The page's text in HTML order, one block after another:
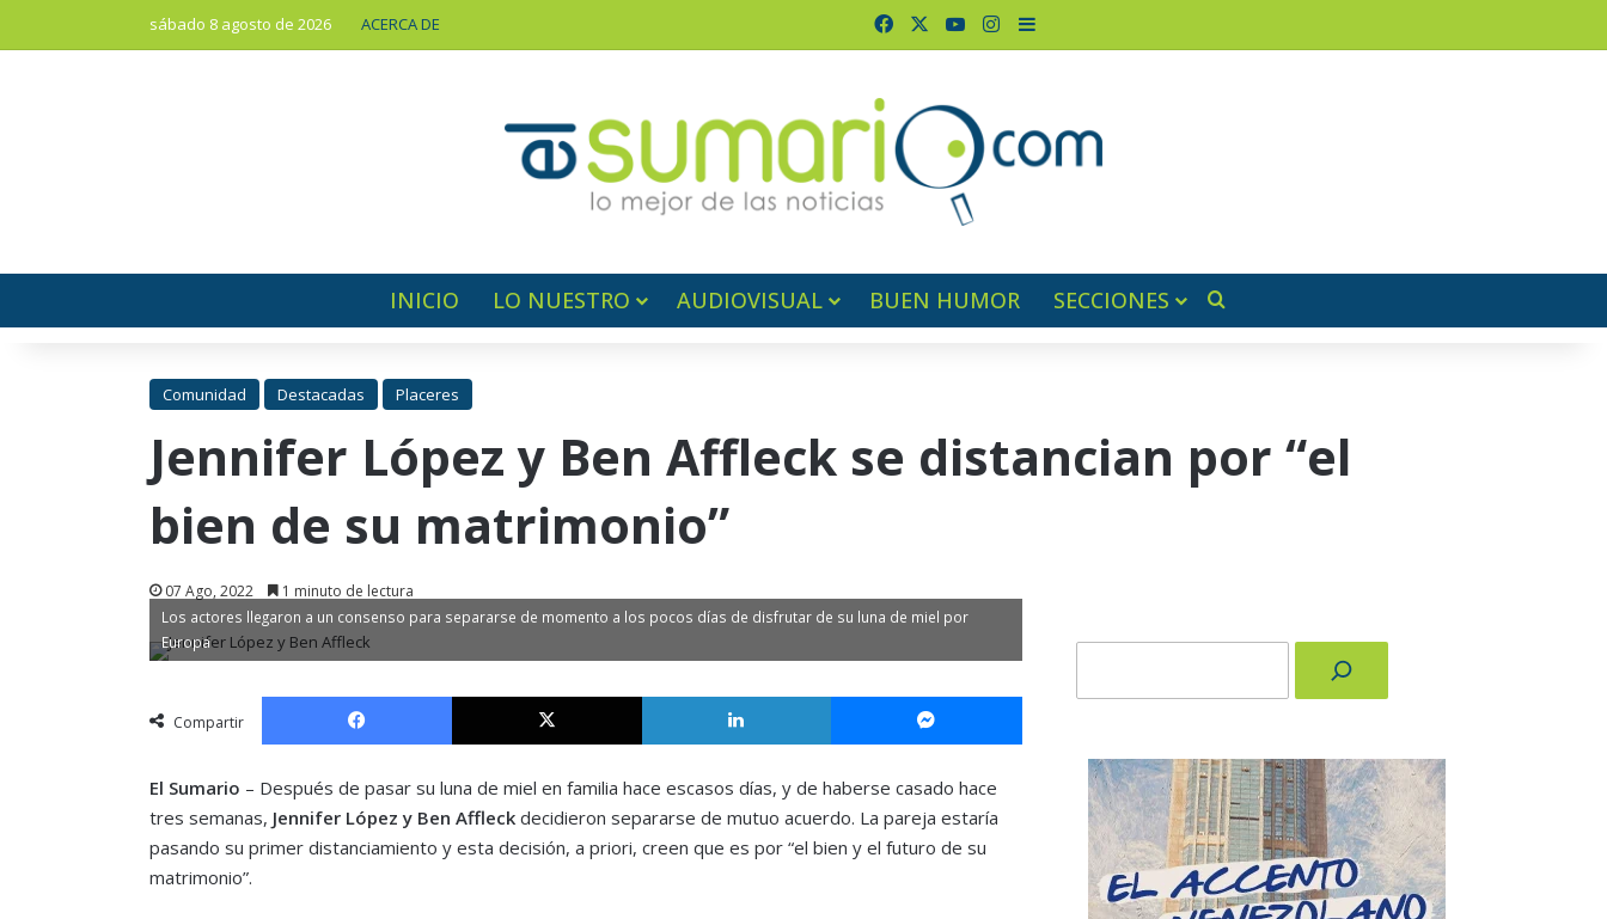
sábado 8 agosto de 2026 ACERCA DE FacebookYouTubeInstagram
Barra lateral
INICIO LO NUESTRO AUDIOVISUAL BUEN HUMOR SECCIONES
Comunidad Destacadas Placeres
Jennifer López y Ben Affleck se distancian por “el
bien de su matrimonio”
07 Ago, 2022 1 minuto de lectura
Los actores llegaron a un consenso para separarse de momento a los pocos días de disfrutar de su luna de miel por
Europa
Compartir
Facebook X LinkedIn Messenger
El Sumario – Después de pasar su luna de miel en familia hace escasos días, y de haberse casado hace
tres semanas, Jennifer López y Ben Affleckdecidieron separarse de mutuo acuerdo. La pareja estaría
pasando su primer distanciamiento y esta decisión, a priori, creen que es por “el bien y el futuro de su
matrimonio”.